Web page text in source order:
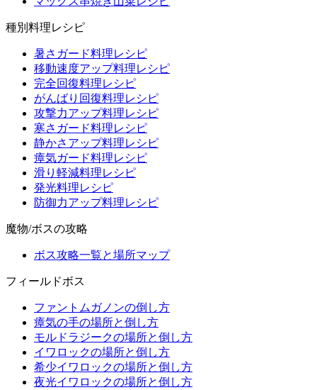
種別料理レシピ
暑さガード料理レシピ
移動速度アップ料理レシピ
完全回復料理レシピ
がんばり回復料理レシピ
攻撃力アップ料理レシピ
寒さガード料理レシピ
静かさアップ料理レシピ
瘴気ガード料理レシピ
滑り軽減料理レシピ
発光料理レシピ
防御力アップ料理レシピ
魔物/ボスの攻略
ボス攻略一覧と場所マップ
フィールドボス
ファントムガノンの倒し方
瘴気の手の場所と倒し方
モルドラジークの場所と倒し方
イワロックの場所と倒し方
希少イワロックの場所と倒し方
夜光イワロックの場所と倒し方